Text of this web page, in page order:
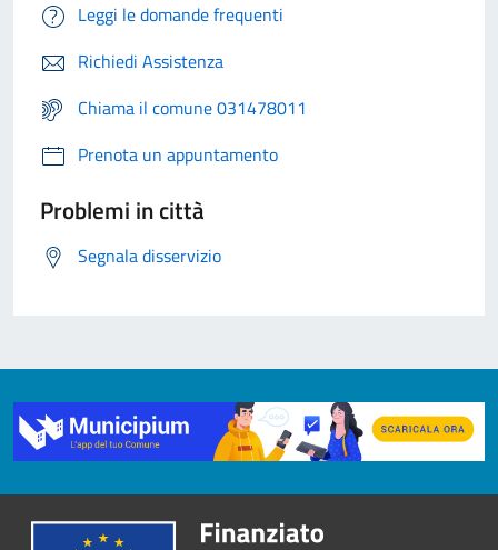
Leggi le domande frequenti
Richiedi Assistenza
Chiama il comune 031478011
Prenota un appuntamento
Problemi in città
Segnala disservizio